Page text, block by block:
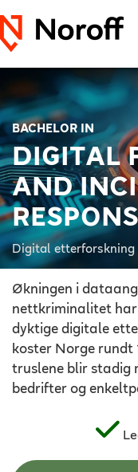
BACHELOR IN
DIGITAL
AND
Digital etterforskning
Økningen i
nettkriminalitet har
dyktige digitale
koster Norge rundt
truslene blir stadig
bedrifter og